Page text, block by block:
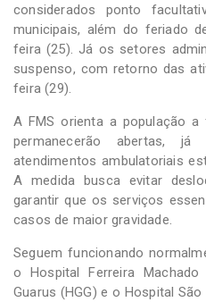
considerados ponto
municipais, além do feriado
feira (25). Já os setores
suspenso, com retorno das
feira (29).
A FMS orienta a população
permanecerão abertas,
atendimentos ambulatoriais
A medida busca evitar
garantir que os serviços
casos de maior gravidade.
Seguem funcionando
o Hospital Ferreira
Guarus (HGG) e o Hospital